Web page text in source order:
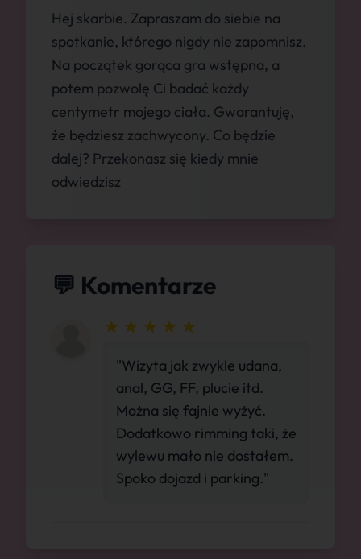
Hej skarbie. Zapraszam do siebie na
spotkanie, którego nigdy nie zapomnisz.
Na początek gorąca gra wstępna, a
potem pozwolę Ci badać każdy
centymetr mojego ciała. Gwarantuję,
że będziesz zachwycony. Co będzie
dalej? Przekonasz się kiedy mnie
odwiedzisz
💬 Komentarze
"Wizyta jak zwykle udana,
anal, GG, FF, plucie itd.
Można się fajnie wyżyć.
Dodatkowo rimming taki, że
wylewu mało nie dostałem.
Spoko dojazd i parking."